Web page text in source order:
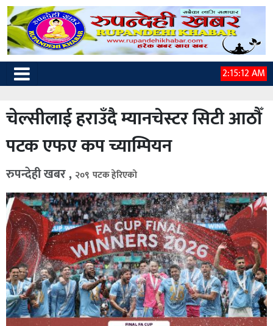
2:15:13 AM
चेल्सीलाई हराउँदै म्यानचेस्टर सिटी आठौँ
पटक एफए कप च्याम्पियन
रुपन्देही खबर , २०९ पटक हेरिएको